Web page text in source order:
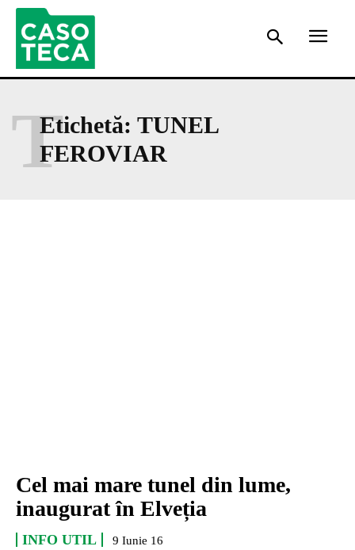
Etichetă: TUNEL
FEROVIAR
T
Cel mai mare tunel din lume,
inaugurat în Elveția
INFO UTIL 9 Iunie 16